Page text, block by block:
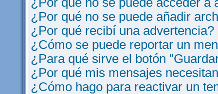
¿Por qué no se puede añadir
¿Por qué recibí una advertencia?
¿Cómo se puede reportar un
¿Para qué sirve el botón
¿Por qué mis mensajes
¿Cómo hago para reactivar un